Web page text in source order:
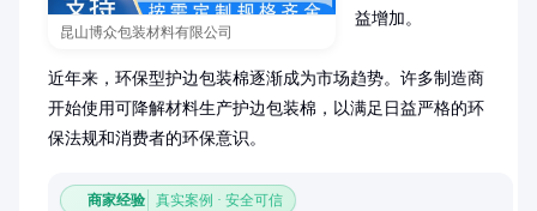
昆山博众包装材料有限公司
益增加。
近年来，环保型护边包装棉逐渐成为市场趋势。许多制造商
开始使用可降解材料生产护边包装棉，以满足日益严格的环
保法规和消费者的环保意识。
商家经验 真实案例 · 安全可信